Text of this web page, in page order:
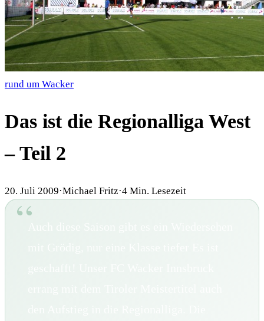
rund um Wacker
Das ist die Regionalliga West
– Teil 2
20. Juli 2009·Michael Fritz·4 Min. Lesezeit